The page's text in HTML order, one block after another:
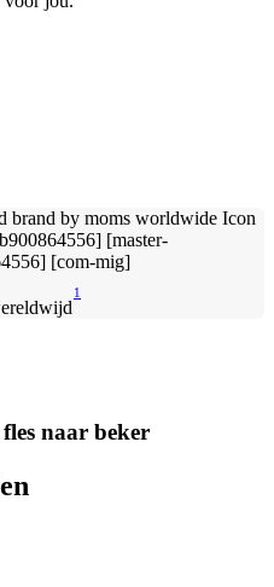
1
naar beker